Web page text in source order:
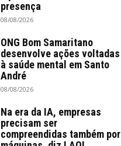
presença
08/08/2026
ONG Bom Samaritano
desenvolve ações voltadas
à saúde mental em Santo
André
08/08/2026
Na era da IA, empresas
precisam ser
compreendidas também por